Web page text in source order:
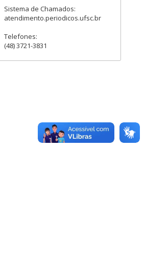
Sistema de Chamados:
atendimento.periodicos.ufsc.br
Telefones:
(48) 3721-3831